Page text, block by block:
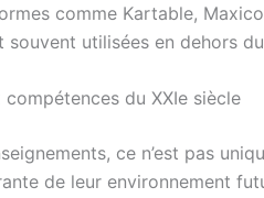
comme Kartable,
utilisées en dehors
du XXIe siècle
ce n’est pas
de leur environnement